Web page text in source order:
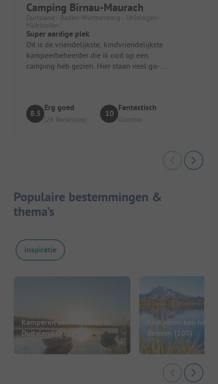
Camping Birnau-Maurach
Duitsland - Baden-Württemberg - Uhldingen-
Mühlhofen
Super aardige plek
Dit is de vriendelijkste, kindvriendelijkste
kampeerbeheerder die ik ooit op een
camping heb gezien. Hier staan veel go-
8.5
Erg goed
(26 Recensies)
10
Fantastisch
Günther
Populaire bestemmingen &
thema’s
Inspiratie
Kamperen aan het meer in
Duitsland(551)
Kamperen aan het
Beieren(105)